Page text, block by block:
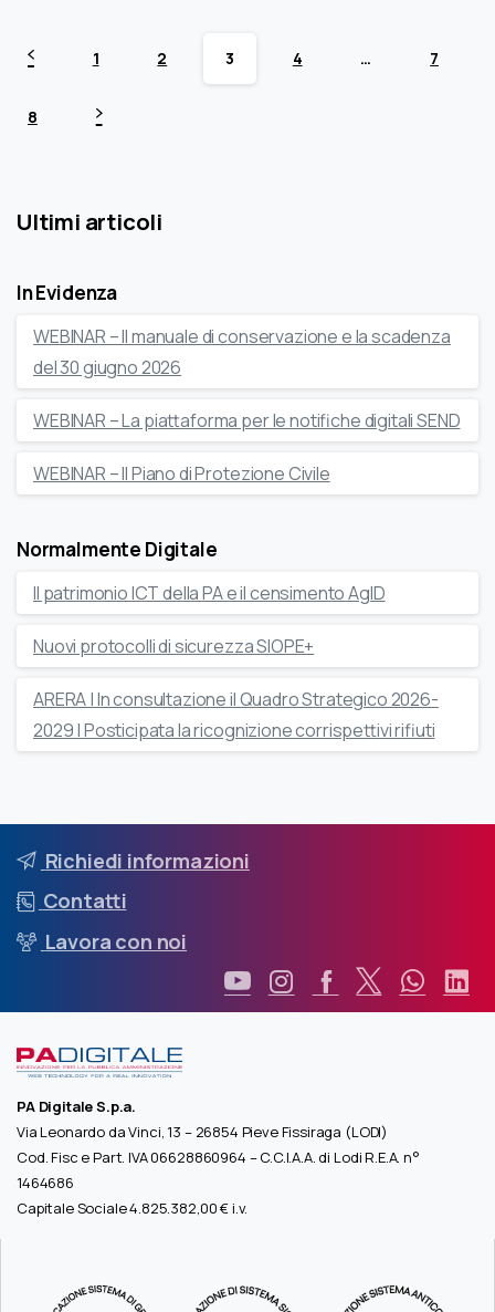
1 2 3 4 … 7
8
Ultimi articoli
In Evidenza
WEBINAR – Il manuale di conservazione e la scadenza
del 30 giugno 2026
WEBINAR – La piattaforma per le notifiche digitali SEND
WEBINAR – Il Piano di Protezione Civile
Normalmente Digitale
Il patrimonio ICT della PA e il censimento AgID
Nuovi protocolli di sicurezza SIOPE+
ARERA | In consultazione il Quadro Strategico 2026-
2029 | Posticipata la ricognizione corrispettivi rifiuti
Richiedi informazioni
Contatti
Lavora con noi
PA Digitale S.p.a.
Via Leonardo da Vinci, 13 – 26854 Pieve Fissiraga (LODI)
Cod. Fisc e Part. IVA 06628860964 – C.C.I.A.A. di Lodi R.E.A. n°
1464686
Capitale Sociale 4.825.382,00 € i.v.